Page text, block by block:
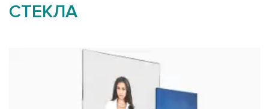
СТЕКЛА